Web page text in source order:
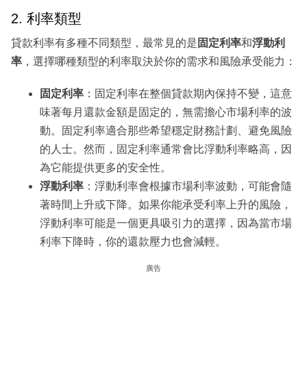
2. 利率類型
貸款利率有多種不同類型，最常見的是 固定利率和浮動利
率 ，選擇哪種類型的利率取決於你的需求和風險承受能力：
固定利率 ：固定利率在整個貸款期內保持不變，這意
味著每月還款金額是固定的，無需擔心市場利率的波
動。固定利率適合那些希望穩定財務計劃、避免風險
的人士。然而，固定利率通常會比浮動利率略高，因
為它能提供更多的安全性。
浮動利率 ：浮動利率會根據市場利率波動，可能會隨
著時間上升或下降。如果你能承受利率上升的風險，
浮動利率可能是一個更具吸引力的選擇，因為當市場
利率下降時，你的還款壓力也會減輕。
廣告